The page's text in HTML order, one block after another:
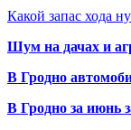
Какой запас хода
Шум на дачах и
В Гродно
В Гродно за июнь